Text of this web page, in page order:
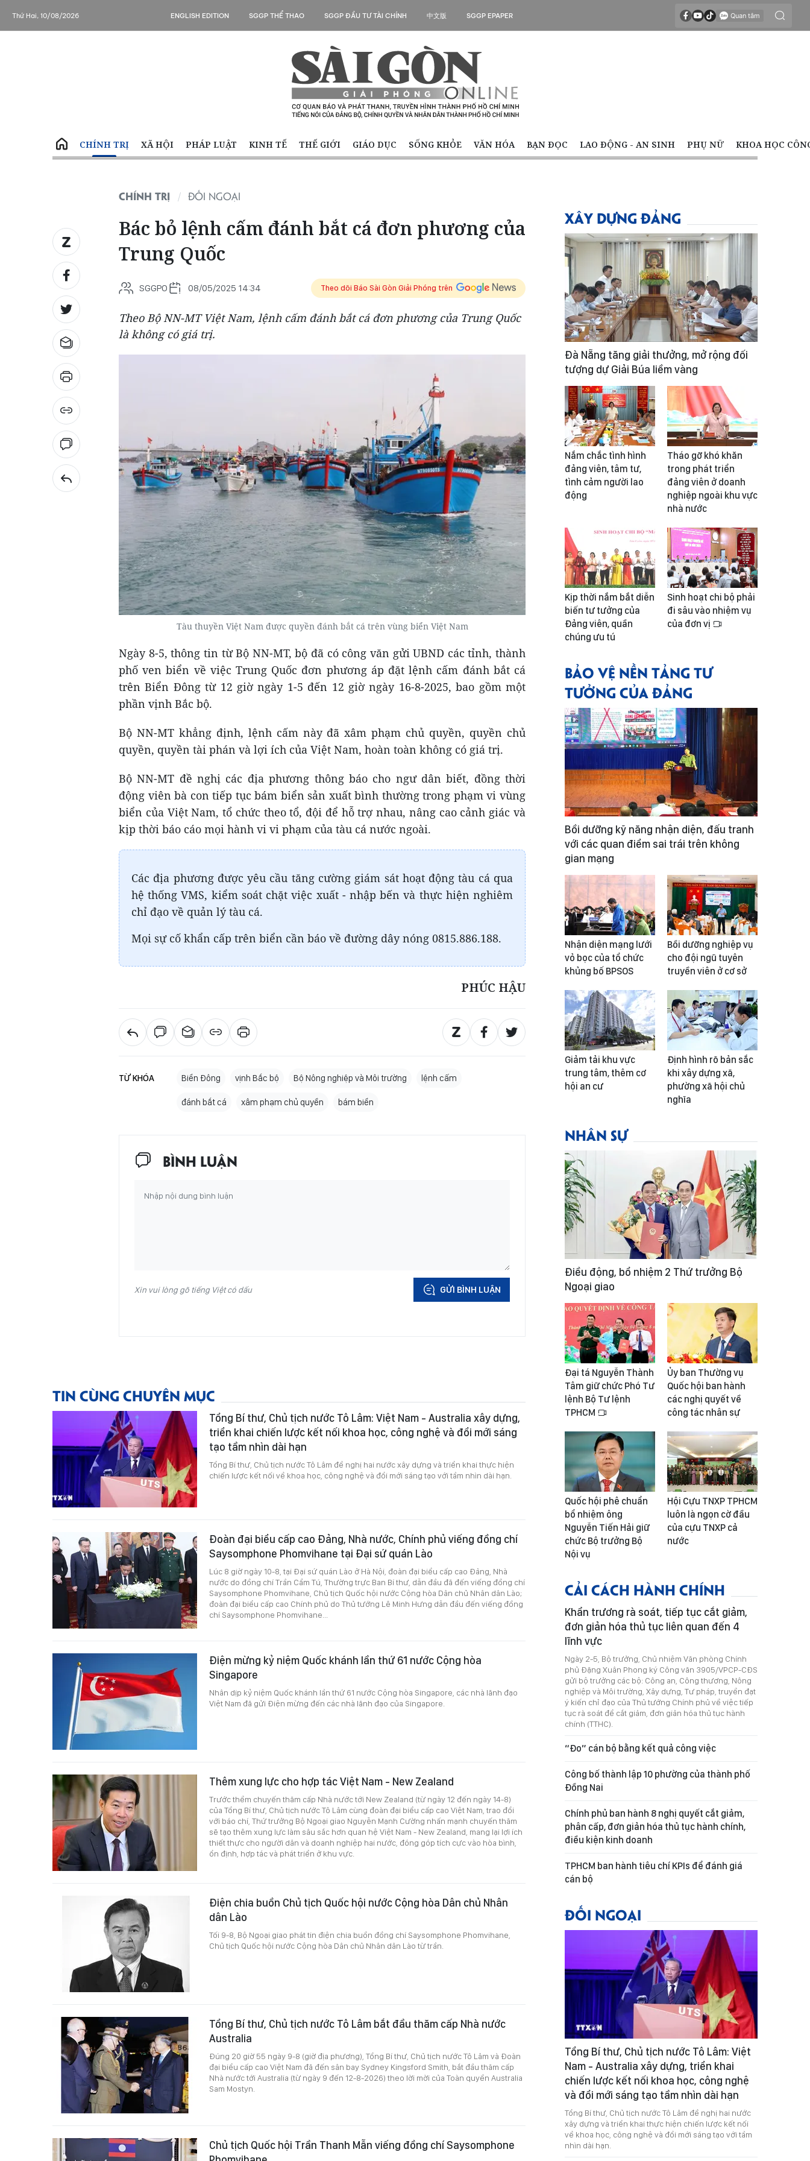
Thứ Hai, 10/08/2026 ENGLISH EDITION SGGP THỂ THAO SGGP ĐẦU TƯ TÀI CHÍNH 中文版 SGGP EPAPER
CHÍNH TRỊ XÃ HỘI PHÁP LUẬT KINH TẾ THẾ GIỚI GIÁO DỤC SỐNG KHỎE VĂN HÓA BẠN ĐỌC LAO ĐỘNG - AN SINH PHỤ NỮ KHOA HỌC
CHÍNH TRỊ ĐỐI NGOẠI
Bác bỏ lệnh cấm đánh bắt cá đơn phương của
Trung Quốc
SGGPO 08/05/2025 14:34 Theo dõi Báo Sài Gòn Giải Phóng trên
Theo Bộ NN-MT Việt Nam, lệnh cấm đánh bắt cá đơn phương của Trung Quốc
là không có giá trị.
Tàu thuyền Việt Nam được quyền đánh bắt cá trên vùng biển Việt Nam
Ngày 8-5, thông tin từ Bộ NN-MT, bộ đã có công văn gửi UBND các tỉnh, thành
phố ven biển về việc Trung Quốc đơn phương áp đặt lệnh cấm đánh bắt cá
trên Biển Đông từ 12 giờ ngày 1-5 đến 12 giờ ngày 16-8-2025, bao gồm một
phần vịnh Bắc bộ.
Bộ NN-MT khẳng định, lệnh cấm này đã xâm phạm chủ quyền, quyền chủ
quyền, quyền tài phán và lợi ích của Việt Nam, hoàn toàn không có giá trị.
Bộ NN-MT đề nghị các địa phương thông báo cho ngư dân biết, đồng thời
động viên bà con tiếp tục bám biển sản xuất bình thường trong phạm vi vùng
biển của Việt Nam, tổ chức theo tổ, đội để hỗ trợ nhau, nâng cao cảnh giác và
kịp thời báo cáo mọi hành vi vi phạm của tàu cá nước ngoài.
Các địa phương được yêu cầu tăng cường giám sát hoạt động tàu cá qua
hệ thống VMS, kiểm soát chặt việc xuất - nhập bến và thực hiện nghiêm
chỉ đạo về quản lý tàu cá.
Mọi sự cố khẩn cấp trên biển cần báo về đường dây nóng 0815.886.188.
PHÚC HẬU
TỪ KHÓA Biển Đông vịnh Bắc bộ Bộ Nông nghiệp và Môi trường lệnh cấm
đánh bắt cá xâm phạm chủ quyền bám biển
BÌNH LUẬN
Xin vui lòng gõ tiếng Việt có dấu GỬI BÌNH LUẬN
TIN CÙNG CHUYÊN MỤC
Tổng Bí thư, Chủ tịch nước Tô Lâm: Việt Nam - Australia xây dựng,
triển khai chiến lược kết nối khoa học, công nghệ và đổi mới sáng
tạo tầm nhìn dài hạn
Tổng Bí thư, Chủ tịch nước Tô Lâm đề nghị hai nước xây dựng và triển khai thực hiện
chiến lược kết nối về khoa học, công nghệ và đổi mới sáng tạo với tầm nhìn dài hạn.
Đoàn đại biểu cấp cao Đảng, Nhà nước, Chính phủ viếng đồng chí
Saysomphone Phomvihane tại Đại sứ quán Lào
Lúc 8 giờ ngày 10-8, tại Đại sứ quán Lào ở Hà Nội, đoàn đại biểu cấp cao Đảng, Nhà
nước do đồng chí Trần Cẩm Tú, Thường trực Ban Bí thư, dẫn đầu đã đến viếng đồng chí
Saysomphone Phomvihane, Chủ tịch Quốc hội nước Cộng hòa Dân chủ Nhân dân Lào;
đoàn đại biểu cấp cao Chính phủ do Thủ tướng Lê Minh Hưng dẫn đầu đến viếng đồng
chí Saysomphone Phomvihane...
Điện mừng kỷ niệm Quốc khánh lần thứ 61 nước Cộng hòa
Singapore
Nhân dịp kỷ niệm Quốc khánh lần thứ 61 nước Cộng hòa Singapore, các nhà lãnh đạo
Việt Nam đã gửi Điện mừng đến các nhà lãnh đạo của Singapore.
Thêm xung lực cho hợp tác Việt Nam - New Zealand
Trước thềm chuyến thăm cấp Nhà nước tới New Zealand (từ ngày 12 đến ngày 14-8)
của Tổng Bí thư, Chủ tịch nước Tô Lâm cùng đoàn đại biểu cấp cao Việt Nam, trao đổi
với báo chí, Thứ trưởng Bộ Ngoại giao Nguyễn Mạnh Cường nhấn mạnh chuyến thăm
sẽ tạo thêm xung lực làm sâu sắc hơn quan hệ Việt Nam - New Zealand, mang lại lợi ích
thiết thực cho người dân và doanh nghiệp hai nước, đóng góp tích cực vào hòa bình,
ổn định, hợp tác và phát triển ở khu vực.
Điện chia buồn Chủ tịch Quốc hội nước Cộng hòa Dân chủ Nhân
dân Lào
Tối 9-8, Bộ Ngoại giao phát tin điện chia buồn đồng chí Saysomphone Phomvihane,
Chủ tịch Quốc hội nước Cộng hòa Dân chủ Nhân dân Lào từ trần.
Tổng Bí thư, Chủ tịch nước Tô Lâm bắt đầu thăm cấp Nhà nước
Australia
Đúng 20 giờ 55 ngày 9-8 (giờ địa phương), Tổng Bí thư, Chủ tịch nước Tô Lâm và Đoàn
đại biểu cấp cao Việt Nam đã đến sân bay Sydney Kingsford Smith, bắt đầu thăm cấp
Nhà nước tới Australia (từ ngày 9 đến 12-8-2026) theo lời mời của Toàn quyền Australia
Sam Mostyn.
Chủ tịch Quốc hội Trần Thanh Mẫn viếng đồng chí Saysomphone
XÂY DỰNG ĐẢNG
Đà Nẵng tăng giải thưởng, mở rộng đối
tượng dự Giải Búa liềm vàng
Nắm chắc tình hình
đảng viên, tâm tư,
tình cảm người lao
động
Tháo gỡ khó khăn
trong phát triển
đảng viên ở doanh
nghiệp ngoài khu vực
nhà nước
Kịp thời nắm bắt diễn
biến tư tưởng của
Đảng viên, quần
chúng ưu tú
Sinh hoạt chi bộ phải
đi sâu vào nhiệm vụ
của đơn vị
BẢO VỆ NỀN TẢNG TƯ
TƯỞNG CỦA ĐẢNG
Bồi dưỡng kỹ năng nhận diện, đấu tranh
với các quan điểm sai trái trên không
gian mạng
Nhận diện mạng lưới
vỏ bọc của tổ chức
khủng bố BPSOS
Bồi dưỡng nghiệp vụ
cho đội ngũ tuyên
truyền viên ở cơ sở
Giảm tải khu vực
trung tâm, thêm cơ
hội an cư
Định hình rõ bản sắc
khi xây dựng xã,
phường xã hội chủ
nghĩa
NHÂN SỰ
Điều động, bổ nhiệm 2 Thứ trưởng Bộ
Ngoại giao
Đại tá Nguyễn Thành
Tâm giữ chức Phó Tư
lệnh Bộ Tư lệnh
TPHCM
Ủy ban Thường vụ
Quốc hội ban hành
các nghị quyết về
công tác nhân sự
Quốc hội phê chuẩn
bổ nhiệm ông
Nguyễn Tiến Hải giữ
chức Bộ trưởng Bộ
Nội vụ
Hội Cựu TNXP TPHCM
luôn là ngọn cờ đầu
của cựu TNXP cả
nước
CẢI CÁCH HÀNH CHÍNH
Khẩn trương rà soát, tiếp tục cắt giảm,
đơn giản hóa thủ tục liên quan đến 4
lĩnh vực
Ngày 2-5, Bộ trưởng, Chủ nhiệm Văn phòng Chính
phủ Đặng Xuân Phong ký Công văn 3905/VPCP-CĐS
gửi bộ trưởng các bộ: Công an, Công thương, Nông
nghiệp và Môi trường, Xây dựng, Tư pháp, truyền đạt
ý kiến chỉ đạo của Thủ tướng Chính phủ về việc tiếp
tục rà soát để cắt giảm, đơn giản hóa thủ tục hành
chính (TTHC).
“Đo” cán bộ bằng kết quả công việc
Công bố thành lập 10 phường của thành phố
Đồng Nai
Chính phủ ban hành 8 nghị quyết cắt giảm,
phân cấp, đơn giản hóa thủ tục hành chính,
điều kiện kinh doanh
TPHCM ban hành tiêu chí KPIs để đánh giá
cán bộ
ĐỐI NGOẠI
Tổng Bí thư, Chủ tịch nước Tô Lâm: Việt
Nam - Australia xây dựng, triển khai
chiến lược kết nối khoa học, công nghệ
và đổi mới sáng tạo tầm nhìn dài hạn
Tổng Bí thư, Chủ tịch nước Tô Lâm đề nghị hai nước
xây dựng và triển khai thực hiện chiến lược kết nối
về khoa học, công nghệ và đổi mới sáng tạo với tầm
nhìn dài hạn.